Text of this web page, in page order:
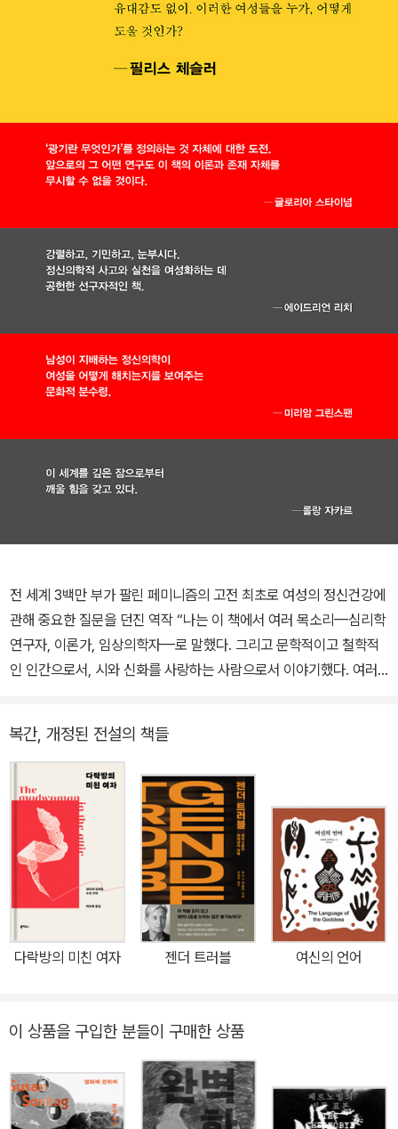
전 세계 3백만 부가 팔린 페미니즘의 고전 최초로 여성의 정신건강에
관해 중요한 질문을 던진 역작 “나는 이 책에서 여러 목소리—심리학
연구자, 이론가, 임상의학자—로 말했다. 그리고 문학적이고 철학적
인 인간으로서, 시와 신화를 사랑하는 사람으로서 이야기했다. 여러
으로 무엇을 하게 될지 궁금하다.” _필리스 체슬러 ● ‘여성’과 ‘정신
건강’에 관한 중요한 질문을 던진 최초의, 가장 중요한 단 하나의 작품
“강렬하고, 기민하고, 눈부시다. 정신의학적 사고와 실천을 여성화하
는 데 공헌한 선구자적인 책.” _에이드리언 리치 페미니스트이자 정
신분석학자 필리스 체슬러의 선구자적인 저서 『여성과 광기』는 197
2년 출간 당시 『뉴욕타임스 북 리뷰』 첫 페이지에 실린 최초의 페미
니스트 작품(에이드리언 리치의 리뷰)으로 기록되었으며 이후 전 세
계적으로 3백만 부 이상 팔렸고, 반세기 가까이 지난 지금까지도 놀
라울 정도로 시사적이다. 이 기념비적인 작품은 ‘여성’과 ‘정신건강’에
대한 중요한 질문을 처음으로 다루었고 이후 이 주제에 관한 가장 중
만들어왔으며 정신과학이 사회적 통제의 한 형태로 광기를 어떻게 이
용해왔는지를 집요하게 분석했다. 신화, 역사, 사회에서의 여성의 역
할을 실제 환자의 인터뷰에 녹여내 분석한 저자는 여성에 대한 끔찍
한 이중 기준이 존재함을 밝혀냈다. 아울러 2005년 개정증보판에서
복간, 개정된 전설의 책들
다락방의 미친 여자 젠더 트러블 여신의 언어
이 상품을 구입한 분들이 구매한 상품